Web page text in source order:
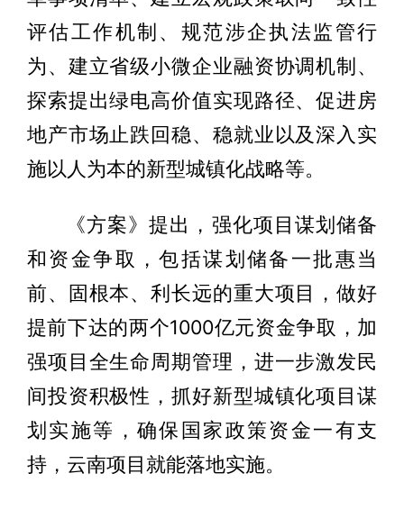
评估工作机制、规范涉企执法监管行
为、建立省级小微企业融资协调机制、
探索提出绿电高价值实现路径、促进房
地产市场止跌回稳、稳就业以及深入实
施以人为本的新型城镇化战略等。
《方案》提出，强化项目谋划储备
和资金争取，包括谋划储备一批惠当
前、固根本、利长远的重大项目，做好
提前下达的两个1000亿元资金争取，加
强项目全生命周期管理，进一步激发民
间投资积极性，抓好新型城镇化项目谋
划实施等，确保国家政策资金一有支
持，云南项目就能落地实施。